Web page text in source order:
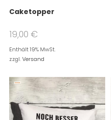
Caketopper
19,00 €
Enthält 19% MwSt.
zzgl.Versand